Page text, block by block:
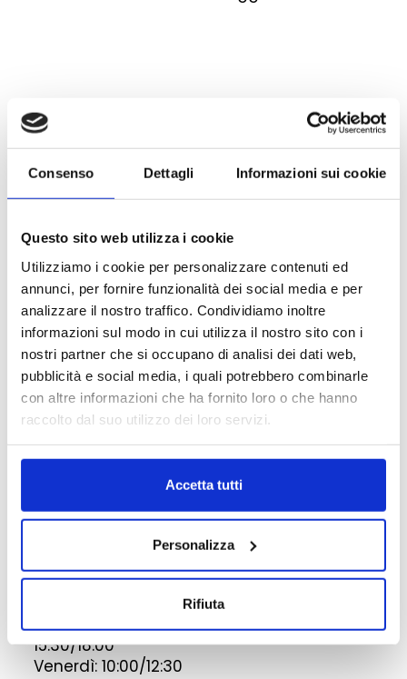
Consenso Dettagli Informazioni sui cookie
Questo sito web utilizza i cookie
Utilizziamo i cookie per personalizzare contenuti ed
annunci, per fornire funzionalità dei social media e per
analizzare il nostro traffico. Condividiamo inoltre
informazioni sul modo in cui utilizza il nostro sito con i
nostri partner che si occupano di analisi dei dati web,
pubblicità e social media, i quali potrebbero combinarle
con altre informazioni che ha fornito loro o che hanno
raccolto dal suo utilizzo dei loro servizi.
Accetta tutti
Personalizza
Rifiuta
INFO ISCRIZIONI
Contattaci per prenotare un incontro
di orientamento personalizzato.
SEDE DI JESI
Servizio di Orientamento Gratuito:
dal Lunedì al Giovedì: 10:00/12:30 e
15:30/18:00
Venerdì: 10:00/12:30
Segreteria
dal Lunedì al Venerdì: 9:30/13:00 e
15:30/19:00
+39 329 350 68 72
+39 0731 84 41 81
info@acca.academy
Servizio di Orientamento Gratuito:
dal Lunedì al Giovedì: 10:00/12:30 e
15:30/18:00
Venerdì: 10:00/12:30